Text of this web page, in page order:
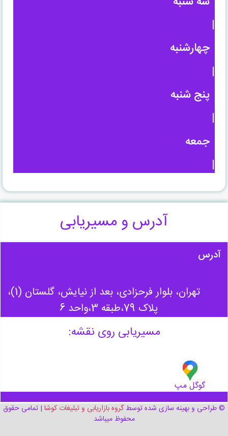
|
چهارشنبه
|
پنج شنبه
|
جمعه
|
آدرس و مسیریابی
آدرس
تهران، بلوار فرحزادی، بعد از نیایش، گلستان (1)،
پلاک 79،طبقه 3،واحد 6
مسیریابی روی نقشه:
گوگل مپ
© طراحی و بهینه سازی شده توسطگروه بازاریابی و تبلیغات کوشا | تمامی حقوق
محفوظ میباشد